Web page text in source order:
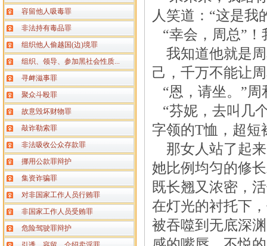
容留他人吸毒罪
非法持有毒品罪
组织他人偷越国(边)境罪
组织、领导、参加黑社会性质...
寻衅滋事罪
聚众斗殴罪
故意毁坏财物罪
敲诈勒索罪
非法吸收公众存款罪
挪用公款罪辩护
集资诈骗罪
对非国家工作人员行贿罪
非国家工作人员受贿罪
危险驾驶罪辩护
人笑道： “这是我
“幸会，周总”！
我知道他就是周
己，千万不能让
“恩，请坐。”周
“芬妮，去叫几
字领的T恤，超短
那女人站了起来
她比例均匀的修
既长翘又浓密，
在灯光的衬托下
被吞噬到无底深